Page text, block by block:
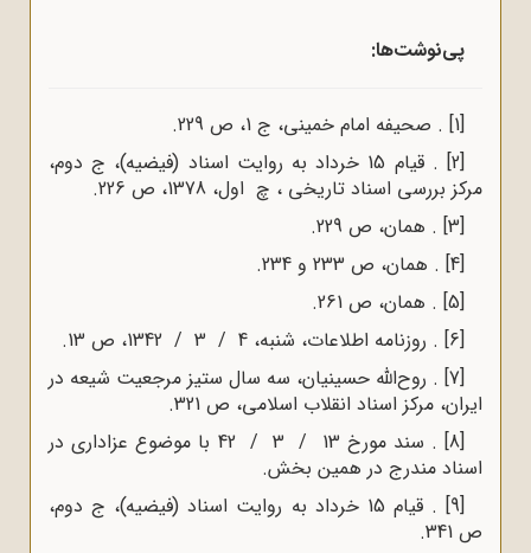
پی‌نوشت‌ها:
[1] . صحیفه‌ امام‌ خمینی، ج 1، ص 229.
[2]
. قیام 15 خرداد به روایت اسناد (فیضیه)، ج دوم،
مرکز بررسی اسناد تاریخی ، چ اول، 1378، ص 226.
[3] . همان، ص 229.
[4] . همان، ص 233 و 234.
[5] . همان، ص 261.
[6] . روزنامه‌ اطلاعات، شنبه، 4 / 3 / 1342، ص 13.
[7] . روح‌الله حسینیان، سه سال ستیز مرجعیت شیعه در
ایران، مرکز اسناد انقلاب اسلامی، ص 321.
[8]
. سند مورخ 13 / 3 / 42 با موضوع عزاداری در
اسناد مندرج در همین بخش.
[9]
. قیام 15 خرداد به روایت اسناد (فیضیه)، ج دوم،
ص 341.